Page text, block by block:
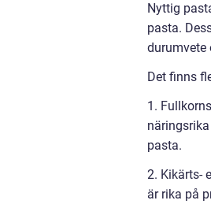
Nyttig
pasta.
durumvete
Det finns
1.
pasta.
2. Kikärts-
är rika på